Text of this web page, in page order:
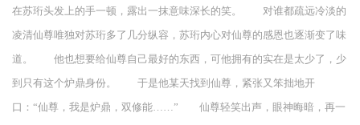
在苏珩头发上的手一顿，露出一抹意味深长的笑。 对谁都疏远冷淡的
凌清仙尊唯独对苏珩多了几分纵容，苏珩内心对仙尊的感恩也逐渐变了味
道。 他也想要给仙尊自己最好的东西，可他拥有的实在是太少了，少
到只有这个炉鼎身份。 于是他某天找到仙尊，紧张又笨拙地开
口：“仙尊，我是炉鼎，双修能……” 仙尊轻笑出声，眼神晦暗，再一